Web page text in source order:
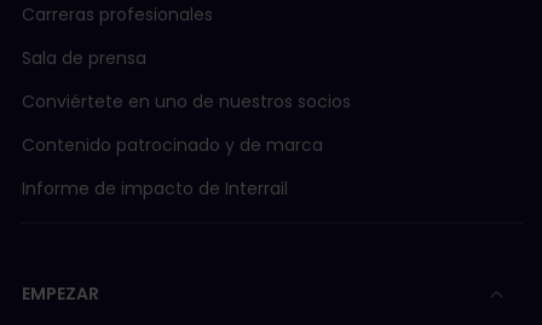
Carreras profesionales
Sala de prensa
Conviértete en uno de nuestros socios
Contenido patrocinado y de marca
Informe de impacto de Interrail
EMPEZAR